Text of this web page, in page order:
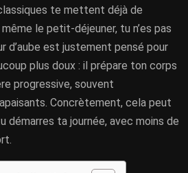
te mettent déjà de
le petit-déjeuner, tu n’es pas
d’aube est justement pensé pour
plus doux : il prépare ton corps
progressive, souvent
Concrètement, cela peut
démarres ta journée, avec moins de